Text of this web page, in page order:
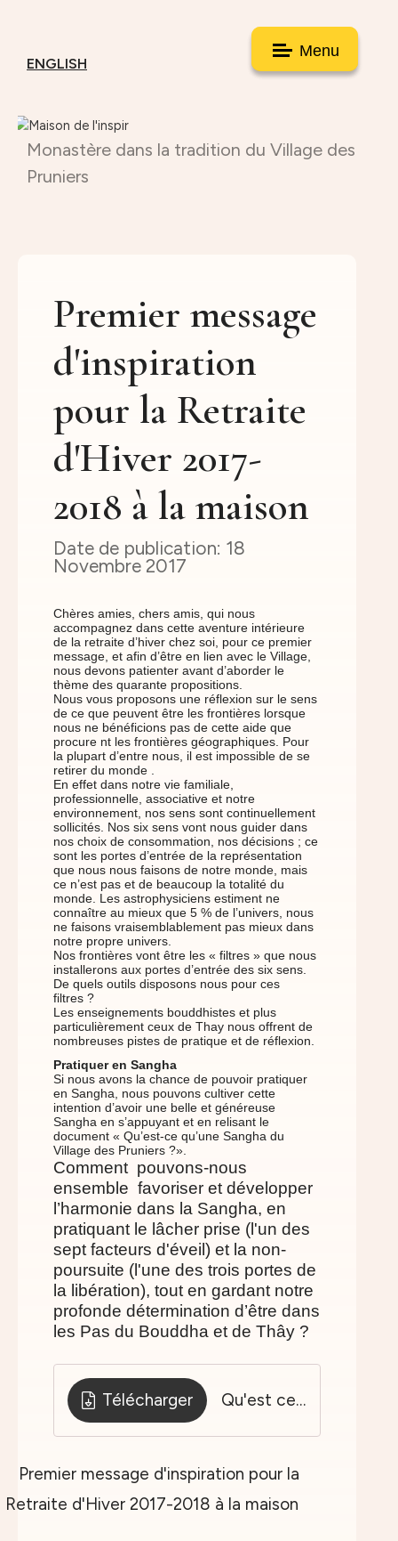
Menu
ENGLISH
Monastère dans la tradition du Village des
Pruniers
Premier message
d'inspiration
pour la Retraite
d'Hiver 2017-
2018 à la maison
18
Novembre 2017
Chères amies, chers amis, qui nous
accompagnez dans cette aventure intérieure
de la retraite d’hiver chez soi, pour ce premier
message, et afin d’être en lien avec le Village,
nous devons patienter avant d’aborder le
thème des quarante propositions.
Nous vous proposons une réflexion sur le sens
de ce que peuvent être les frontières lorsque
nous ne bénéficions pas de cette aide que
procure nt les frontières géographiques. Pour
la plupart d’entre nous, il est impossible de se
retirer du monde .
En effet dans notre vie familiale,
professionnelle, associative et notre
environnement, nos sens sont continuellement
sollicités. Nos six sens vont nous guider dans
nos choix de consommation, nos décisions ; ce
sont les portes d’entrée de la représentation
que nous nous faisons de notre monde, mais
ce n’est pas et de beaucoup la totalité du
monde. Les astrophysiciens estiment ne
connaître au mieux que 5 % de l’univers, nous
ne faisons vraisemblablement pas mieux dans
notre propre univers.
Nos frontières vont être les « filtres » que nous
installerons aux portes d’entrée des six sens.
De quels outils disposons nous pour ces
filtres ?
Les enseignements bouddhistes et plus
particulièrement ceux de Thay nous offrent de
nombreuses pistes de pratique et de réflexion.
Pratiquer en Sangha
Si nous avons la chance de pouvoir pratiquer
en Sangha, nous pouvons cultiver cette
intention d’avoir une belle et généreuse
Sangha en s’appuyant et en relisant le
document « Qu’est-ce qu’une Sangha du
Village des Pruniers ?».
Comment pouvons-nous
ensemble favoriser et développer
l’harmonie dans la Sangha, en
pratiquant le lâcher prise (l'un des
sept facteurs d'éveil) et la non-
poursuite (l'une des trois portes de
la libération), tout en gardant notre
profonde détermination d’être dans
les Pas du Bouddha et de Thây ?
Télécharger Qu'est ce qu'une Sangha-oct 2015